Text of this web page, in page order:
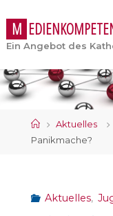
M EDIENKOMPETE
Ein Angebot des
StartAktuelles
Panikmache?
Aktuelles,